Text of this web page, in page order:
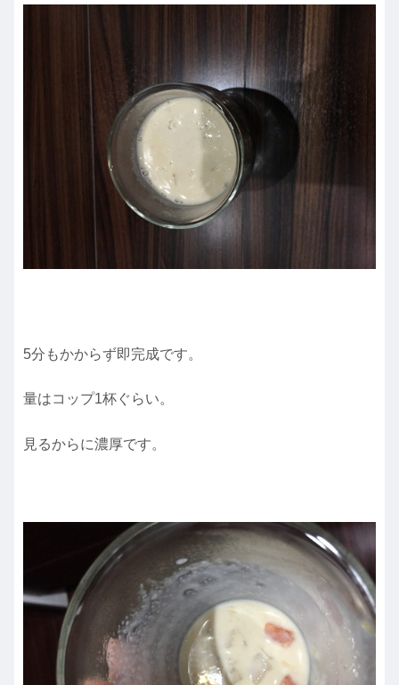
5分もかからず即完成です。
量はコップ1杯ぐらい。
見るからに濃厚です。